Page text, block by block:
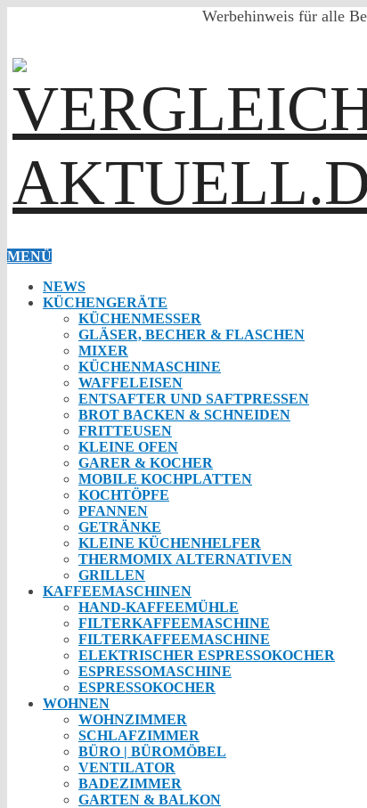
Werbehinweis für alle
MENÜ
NEWS
KÜCHENGERÄTE
KÜCHENMESSER
GLÄSER, BECHER & FLASCHEN
MIXER
KÜCHENMASCHINE
WAFFELEISEN
ENTSAFTER UND SAFTPRESSEN
BROT BACKEN & SCHNEIDEN
FRITTEUSEN
KLEINE OFEN
GARER & KOCHER
MOBILE KOCHPLATTEN
KOCHTÖPFE
PFANNEN
GETRÄNKE
KLEINE KÜCHENHELFER
THERMOMIX ALTERNATIVEN
GRILLEN
KAFFEEMASCHINEN
HAND-KAFFEEMÜHLE
FILTERKAFFEEMASCHINE
FILTERKAFFEEMASCHINE
ELEKTRISCHER ESPRESSOKOCHER
ESPRESSOMASCHINE
ESPRESSOKOCHER
WOHNEN
WOHNZIMMER
SCHLAFZIMMER
BÜRO | BÜROMÖBEL
VENTILATOR
BADEZIMMER
GARTEN & BALKON